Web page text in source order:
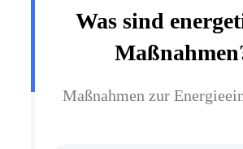
Was sind
Maßnahmen zur